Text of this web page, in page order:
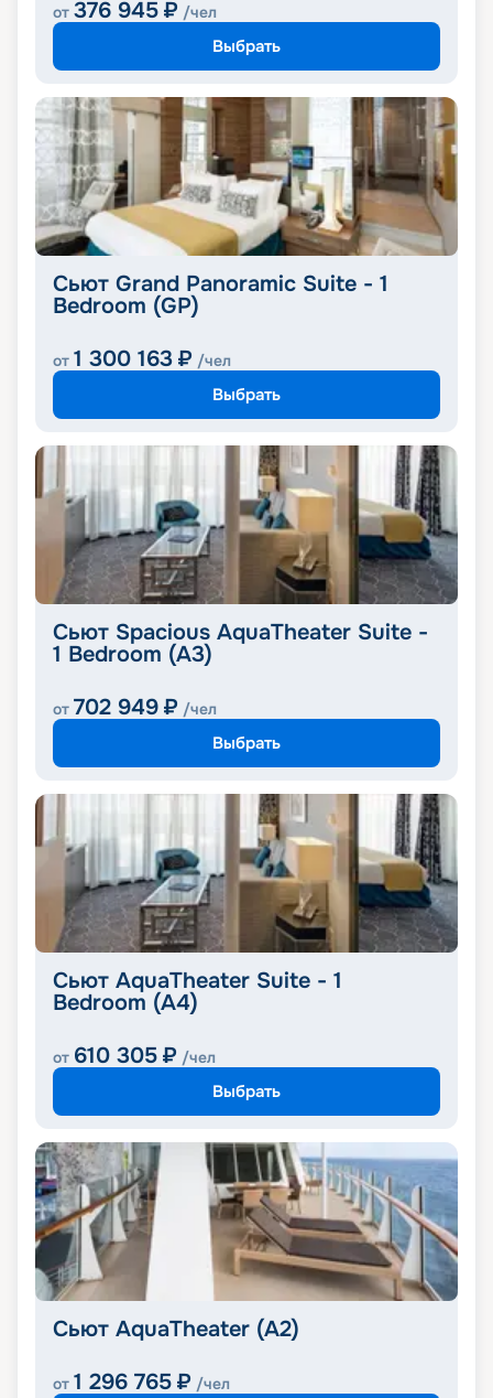
от 376 945 ₽ /чел
Выбрать
Сьют Grand Panoramic Suite - 1
Bedroom (GP)
от 1 300 163 ₽ /чел
Выбрать
Сьют Spacious AquaTheater Suite -
1 Bedroom (A3)
от 702 949 ₽ /чел
Выбрать
Сьют AquaTheater Suite - 1
Bedroom (A4)
от 610 305 ₽ /чел
Выбрать
Сьют AquaTheater (A2)
от 1 296 765 ₽ /чел